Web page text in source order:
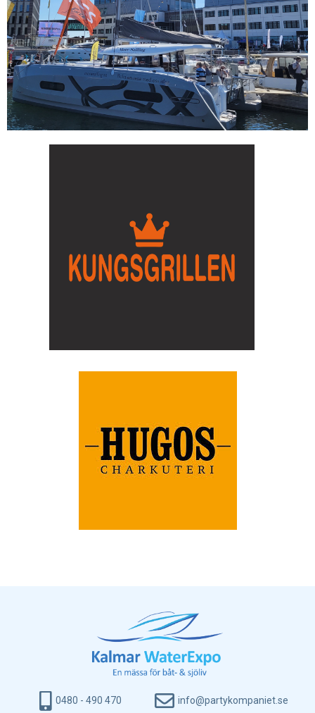
0480 - 490 470 info@partykompaniet.se​